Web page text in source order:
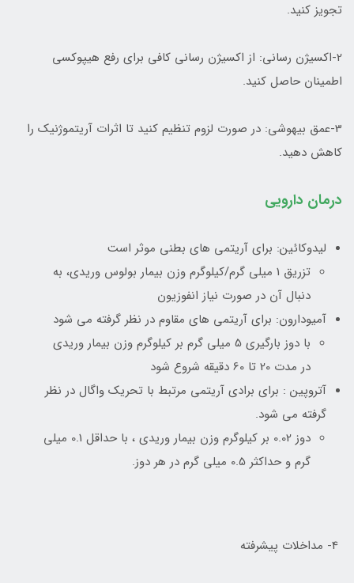
تجویز کنید.
2-اکسیژن رسانی: از اکسیژن رسانی کافی برای رفع هیپوکسی
اطمینان حاصل کنید.
3-عمق بیهوشی: در صورت لزوم تنظیم کنید تا اثرات آریتموژنیک را
کاهش دهید.
درمان دارویی
لیدوکائین: برای آریتمی های بطنی موثر است
تزریق 1 میلی گرم/کیلوگرم وزن بیمار بولوس وریدی، به
دنبال آن در صورت نیاز انفوزیون
آمیودارون: برای آریتمی های مقاوم در نظر گرفته می شود
با دوز بارگیری 5 میلی گرم بر کیلوگرم وزن بیمار وریدی
در مدت 20 تا 60 دقیقه شروع شود
آتروپین : برای برادی آریتمی مرتبط با تحریک واگال در نظر
گرفته می شود.
دوز 0.02 بر کیلوگرم وزن بیمار وریدی ، با حداقل 0.1 میلی
گرم و حداکثر 0.5 میلی گرم در هر دوز.